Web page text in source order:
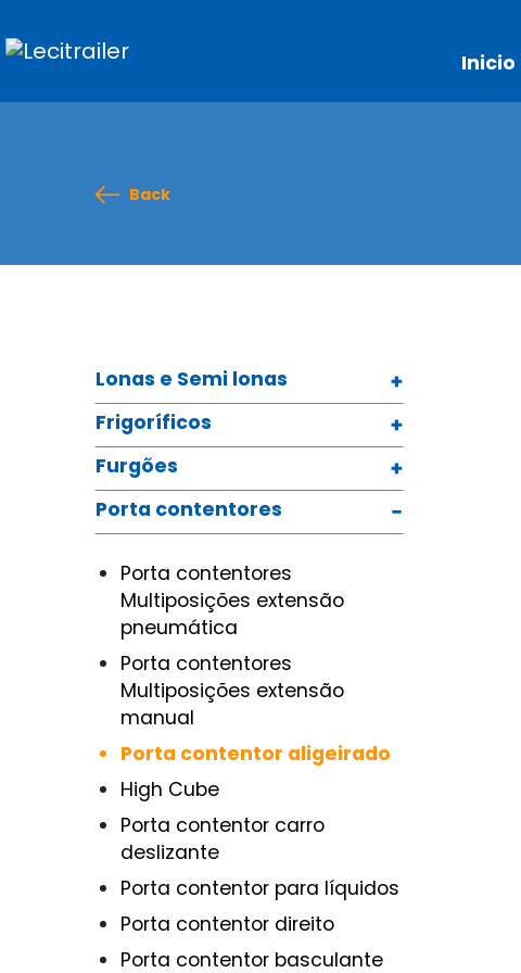
Inicio
Back
Lonas e Semi lonas
Frigoríficos
Furgões
Porta contentores
Porta contentores
Multiposições extensão
pneumática
Porta contentores
Multiposições extensão
manual
Porta contentor aligeirado
High Cube
Porta contentor carro
deslizante
Porta contentor para líquidos
Porta contentor direito
Porta contentor basculante